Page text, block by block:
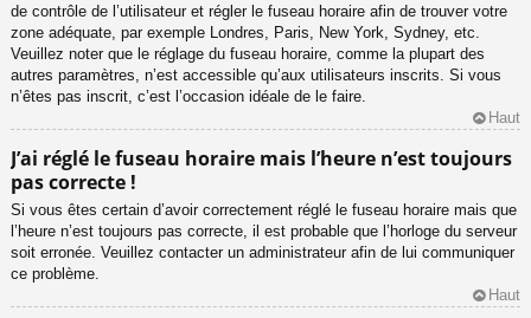
de contrôle de l’utilisateur et régler le fuseau horaire afin de trouver votre
zone adéquate, par exemple Londres, Paris, New York, Sydney, etc.
Veuillez noter que le réglage du fuseau horaire, comme la plupart des
autres paramètres, n’est accessible qu’aux utilisateurs inscrits. Si vous
n’êtes pas inscrit, c’est l’occasion idéale de le faire.
Haut
J’ai réglé le fuseau horaire mais l’heure n’est toujours
pas correcte !
Si vous êtes certain d’avoir correctement réglé le fuseau horaire mais que
l’heure n’est toujours pas correcte, il est probable que l’horloge du serveur
soit erronée. Veuillez contacter un administrateur afin de lui communiquer
ce problème.
Haut